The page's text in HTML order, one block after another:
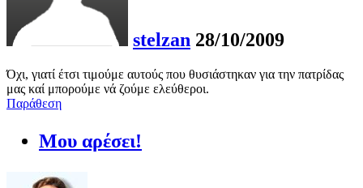
stelzan 28/10/2009
Όχι, γιατί έτσι τιμούμε αυτούς που θυσιάστηκαν για την πατρίδας
μας καί μπορούμε νά ζούμε ελεύθεροι.
Παράθεση
Μου αρέσει!